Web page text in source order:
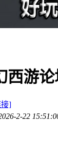
西游
]
2-22